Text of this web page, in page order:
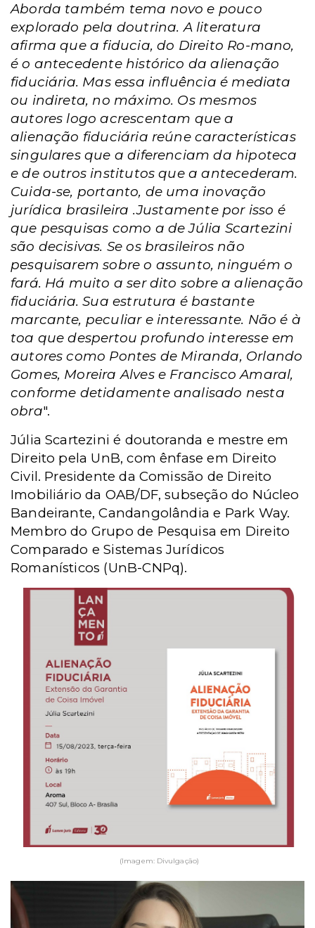
Aborda também tema novo e pouco
explorado pela doutrina. A literatura
afirma que a fiducia, do Direito Ro-mano,
é o antecedente histórico da alienação
fiduciária. Mas essa influência é mediata
ou indireta, no máximo. Os mesmos
autores logo acrescentam que a
alienação fiduciária reúne características
singulares que a diferenciam da hipoteca
e de outros institutos que a antecederam.
Cuida-se, portanto, de uma inovação
jurídica brasileira .Justamente por isso é
que pesquisas como a de Júlia Scartezini
são decisivas. Se os brasileiros não
pesquisarem sobre o assunto, ninguém o
fará. Há muito a ser dito sobre a alienação
fiduciária. Sua estrutura é bastante
marcante, peculiar e interessante. Não é à
toa que despertou profundo interesse em
autores como Pontes de Miranda, Orlando
Gomes, Moreira Alves e Francisco Amaral,
conforme detidamente analisado nesta
obra".
Júlia Scartezini é doutoranda e mestre em
Direito pela UnB, com ênfase em Direito
Civil. Presidente da Comissão de Direito
Imobiliário da OAB/DF, subseção do Núcleo
Bandeirante, Candangolândia e Park Way.
Membro do Grupo de Pesquisa em Direito
Comparado e Sistemas Jurídicos
Romanísticos (UnB-CNPq).
(Imagem: Divulgação)